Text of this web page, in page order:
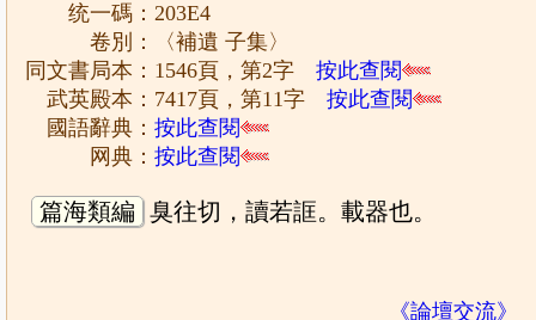
统一碼：203E4
卷別：〈補遺 子集〉
同文書局本：1546頁，第2字按此查閱
武英殿本：7417頁，第11字按此查閱
國語辭典：按此查閱
网典：按此查閱
篇海類編 臭往切，讀若誆。載器也。
《論壇交流》